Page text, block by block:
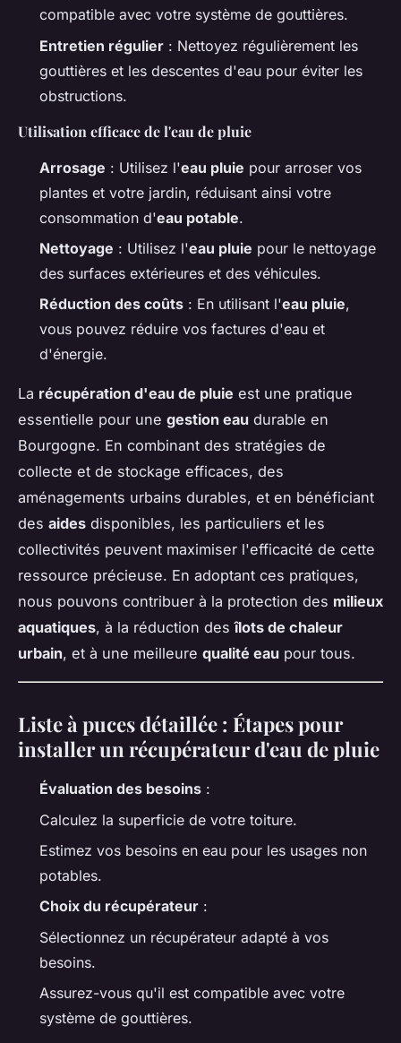
compatible avec votre système de gouttières.
Entretien régulier : Nettoyez régulièrement les
gouttières et les descentes d'eau pour éviter les
obstructions.
Utilisation efficace de l'eau de pluie
Arrosage : Utilisez l'eau pluie pour arroser vos
plantes et votre jardin, réduisant ainsi votre
consommation d'eau potable.
Nettoyage : Utilisez l'eau pluie pour le nettoyage
des surfaces extérieures et des véhicules.
Réduction des coûts : En utilisant l'eau pluie,
vous pouvez réduire vos factures d'eau et
d'énergie.
La récupération d'eau de pluie est une pratique
essentielle pour une gestion eau durable en
Bourgogne. En combinant des stratégies de
collecte et de stockage efficaces, des
aménagements urbains durables, et en bénéficiant
des aides disponibles, les particuliers et les
collectivités peuvent maximiser l'efficacité de cette
ressource précieuse. En adoptant ces pratiques,
nous pouvons contribuer à la protection des milieux
aquatiques, à la réduction desîlots de chaleur
urbain, et à une meilleure qualité eau pour tous.
Liste à puces détaillée : Étapes pour
installer un récupérateur d'eau de pluie
Évaluation des besoins :
Calculez la superficie de votre toiture.
Estimez vos besoins en eau pour les usages non
potables.
Choix du récupérateur :
Sélectionnez un récupérateur adapté à vos
besoins.
Assurez-vous qu'il est compatible avec votre
système de gouttières.